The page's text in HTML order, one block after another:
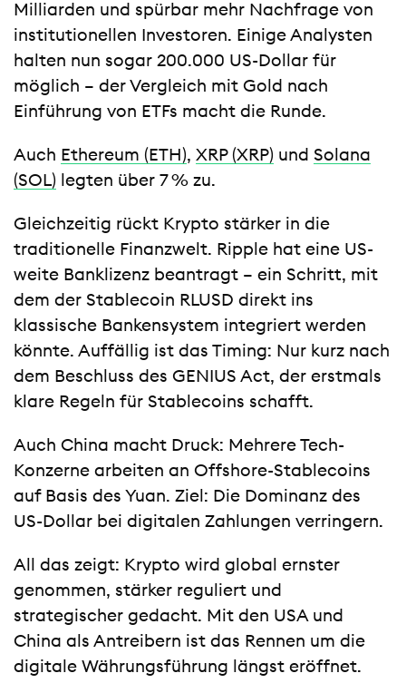
Milliarden und spürbar mehr Nachfrage von
institutionellen Investoren. Einige Analysten
halten nun sogar 200.000 US-Dollar für
möglich – der Vergleich mit Gold nach
Einführung von ETFs macht die Runde.
Auch Ethereum (ETH), XRP (XRP) und Solana
(SOL) legten über 7 % zu.
Gleichzeitig rückt Krypto stärker in die
traditionelle Finanzwelt. Ripple hat eine US-
weite Banklizenz beantragt – ein Schritt, mit
dem der Stablecoin RLUSD direkt ins
klassische Bankensystem integriert werden
könnte. Auffällig ist das Timing: Nur kurz nach
dem Beschluss des GENIUS Act, der erstmals
klare Regeln für Stablecoins schafft.
Auch China macht Druck: Mehrere Tech-
Konzerne arbeiten an Offshore-Stablecoins
auf Basis des Yuan. Ziel: Die Dominanz des
US-Dollar bei digitalen Zahlungen verringern.
All das zeigt: Krypto wird global ernster
genommen, stärker reguliert und
strategischer gedacht. Mit den USA und
China als Antreibern ist das Rennen um die
digitale Währungsführung längst eröffnet.